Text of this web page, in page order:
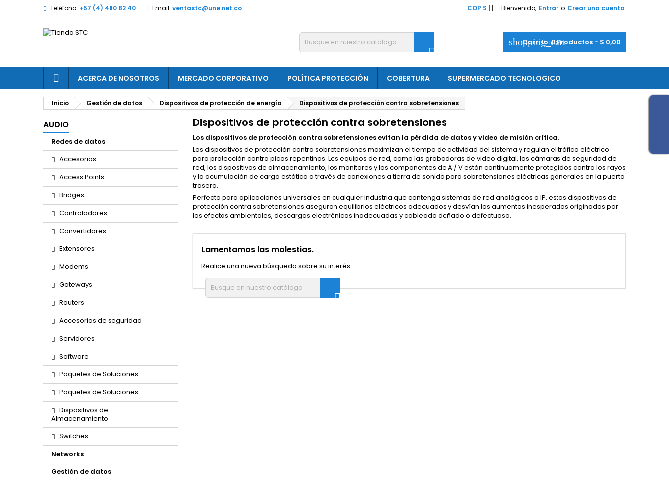
Teléfono: +57 (4) 480 82 40 Email: ventastc@une.net.co Bienvenido, Entrar o Crear una cuenta
COP $ 
shopping_cart
Carrito:0Productos - $ 0,00

ACERCA DE NOSOTROS MERCADO CORPORATIVO POLÍTICA PROTECCIÓN COBERTURA SUPERMERCADO TECNOLOGICO
Inicio Gestión de datos Dispositivos de protección de energía Dispositivos de protección contra sobretensiones
AUDIO
Redes de datos
Accesorios
Access Points
Bridges
Controladores
Convertidores
Extensores
Modems
Gateways
Routers
Accesorios de seguridad
Servidores
Software
Paquetes de Soluciones
Paquetes de Soluciones
Dispositivos de
Almacenamiento
Switches
Networks
Gestión de datos
Dispositivos de protección contra sobretensiones
Los dispositivos de protección contra sobretensiones evitan la pérdida de datos y video de misión crítica.
Los dispositivos de protección contra sobretensiones maximizan el tiempo de actividad del sistema y regulan el tráfico eléctrico
para protección contra picos repentinos. Los equipos de red, como las grabadoras de video digital, las cámaras de seguridad de
red, los dispositivos de almacenamiento, los monitores y los componentes de A / V están continuamente protegidos contra los rayos
y la acumulación de carga estática a través de conexiones a tierra de sonido para sobretensiones eléctricas generales en la puerta
trasera.
Perfecto para aplicaciones universales en cualquier industria que contenga sistemas de red analógicos o IP, estos dispositivos de
protección contra sobretensiones aseguran equilibrios eléctricos adecuados y desvían los aumentos inesperados originados por
los efectos ambientales, descargas electrónicas inadecuadas y cableado dañado o defectuoso.
Lamentamos las molestias.
Realice una nueva búsqueda sobre su interés
